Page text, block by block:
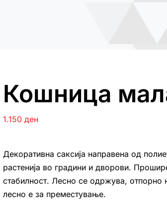
Кошница
1.150 ден
Декоративна саксија направена од
растенија во градини и дворови.
стабилност. Лесно се одржува, отпорно
лесно е за преместување.